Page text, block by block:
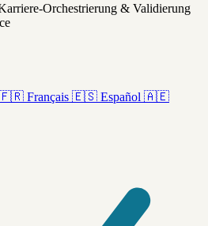
Orchestrierung & Validierung
Français 🇪🇸 Español 🇦🇪